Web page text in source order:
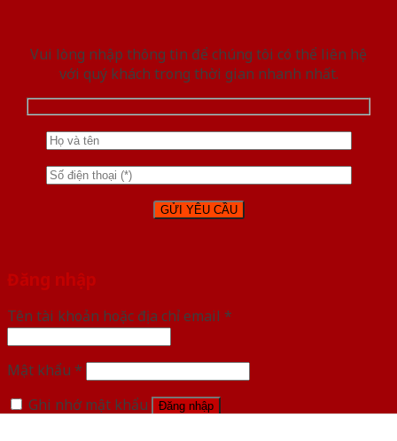
Vui lòng nhập thông tin để chúng tôi có thể liên hệ
với quý khách trong thời gian nhanh nhất.
Đăng nhập
Tên tài khoản hoặc địa chỉ email *
Mật khẩu *
Ghi nhớ mật khẩu
Đăng nhập